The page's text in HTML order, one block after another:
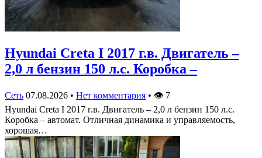
Hyundai Creta I 2017 г.в. Двигатель –
2,0 л бензин 150 л.с. Коробка –
Сеть 07.08.2026 • Нет комментария • 👁 7
Hyundai Creta I 2017 г.в. Двигатель – 2,0 л бензин 150 л.с.
Коробка – автомат. Отличная динамика и управляемость,
хорошая…